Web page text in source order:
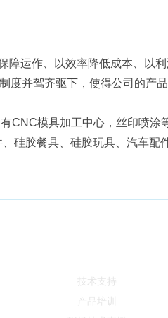
运作、以效率降低成本、以
度并驾齐驱下，使得公司的产
模具加工中心，丝印喷涂
硅胶餐具、硅胶玩具、汽车配
技术支持
产品培训